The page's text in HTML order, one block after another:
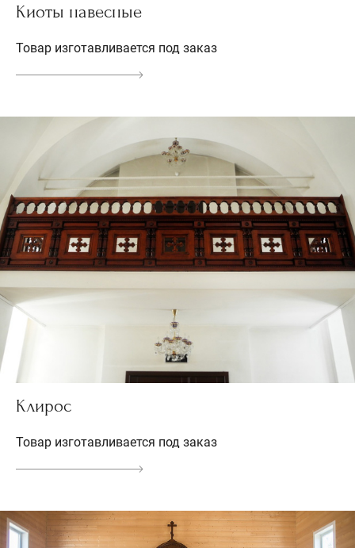
Киоты навесные
Товар изготавливается под заказ
Клирос
Товар изготавливается под заказ